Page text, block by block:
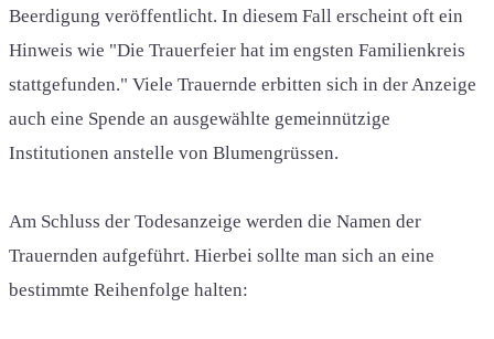
Beerdigung veröffentlicht. In diesem Fall erscheint oft ein
Hinweis wie "Die Trauerfeier hat im engsten Familienkreis
stattgefunden." Viele Trauernde erbitten sich in der Anzeige
auch eine Spende an ausgewählte gemeinnützige
Institutionen anstelle von Blumengrüssen.
Am Schluss der Todesanzeige werden die Namen der
Trauernden aufgeführt. Hierbei sollte man sich an eine
bestimmte Reihenfolge halten: